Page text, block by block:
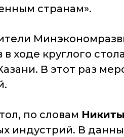
странам».
в ходе круглого
В этот раз
по словам
индустрий. В